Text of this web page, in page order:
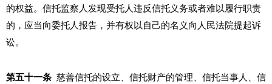
的权益。信托监察人发现受托人违反信托义务或者难以履行职责
的，应当向委托人报告，并有权以自己的名义向人民法院提起诉
讼。
第五十一条 慈善信托的设立、信托财产的管理、信托当事人、信